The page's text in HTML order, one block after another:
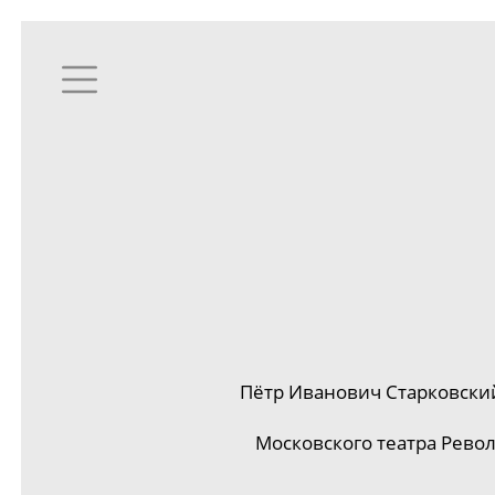
Пётр Иванович
Московского театра